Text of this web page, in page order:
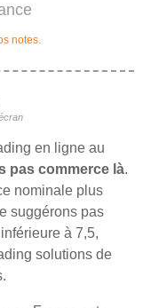
notes.
en ligne au
pas commerce là.
nominale plus
suggérons pas
à 7,5,
solutions de